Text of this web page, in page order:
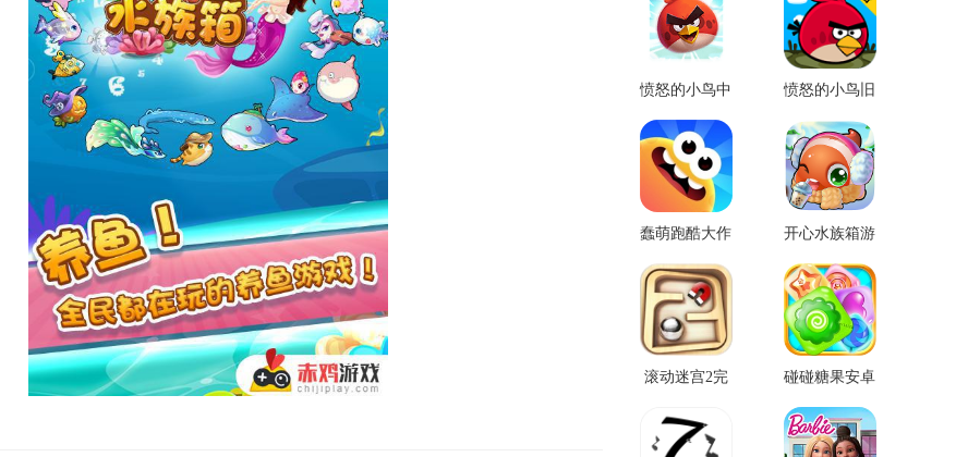
愤怒的小鸟中
文版2
愤怒的小鸟旧
版
蠢萌跑酷大作
战手游
开心水族箱游
戏无限国际版
滚动迷宫2完
整版
碰碰糖果安卓
版免费版